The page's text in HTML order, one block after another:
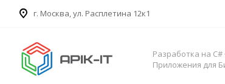
​г. Москва, ул. Расплетина 12к1
Разработка на C#
Приложения для